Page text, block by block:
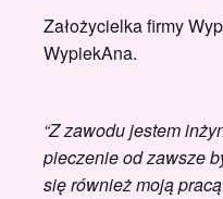
Założycielka firmy
WypiekAna.
“Z zawodu jestem
pieczenie od zawsze
się również moją